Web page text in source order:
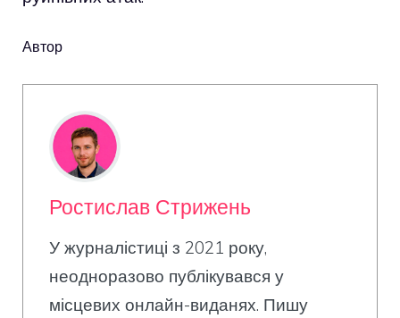
Автор
Ростислав Стрижень
У журналістиці з 2021 року,
неодноразово публікувався у
місцевих онлайн-виданях. Пишу